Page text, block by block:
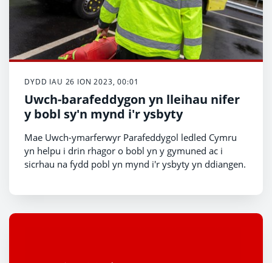
DYDD IAU 26 ION 2023, 00:01
Uwch-barafeddygon yn lleihau nifer
y bobl sy'n mynd i'r ysbyty
Mae Uwch-ymarferwyr Parafeddygol ledled Cymru
yn helpu i drin rhagor o bobl yn y gymuned ac i
sicrhau na fydd pobl yn mynd i'r ysbyty yn ddiangen.